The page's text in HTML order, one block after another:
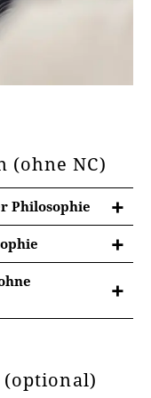
(ohne NC)
Philosophie
klassischen
schreiben Sie